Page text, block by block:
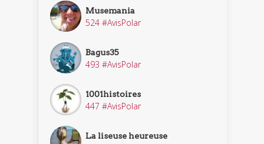
Musemania
524 #AvisPolar
Bagus35
493 #AvisPolar
1001histoires
447 #AvisPolar
La liseuse heureuse